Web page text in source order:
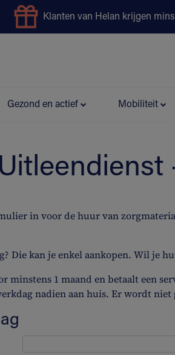
Klanten van Helan krijgen
Gezond en actief Mobiliteit
Uitleendienst
in voor de huur van
Die kan je enkel aankopen. Wil je
minstens 1 maand en betaalt een
nadien aan huis. Er wordt niet